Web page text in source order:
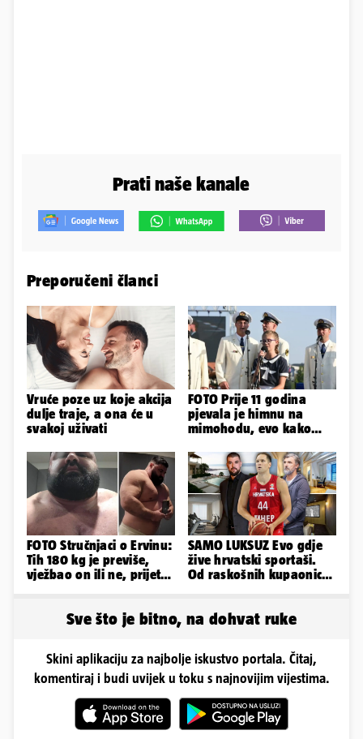
Prati naše kanale
Preporučeni članci
Vruće poze uz koje akcija
dulje traje, a ona će u
svakoj uživati
FOTO Prije 11 godina
pjevala je himnu na
mimohodu, evo kako
Negovetić
FOTO Stručnjaci o Ervinu:
Tih 180 kg je previše,
vježbao on ili ne, prijete
SAMO LUKSUZ Evo gdje
žive hrvatski sportaši.
Od raskošnih kupaonica
Sve što je bitno, na dohvat ruke
Skini aplikaciju za najbolje iskustvo portala. Čitaj,
komentiraj i budi uvijek u toku s najnovijim vijestima.